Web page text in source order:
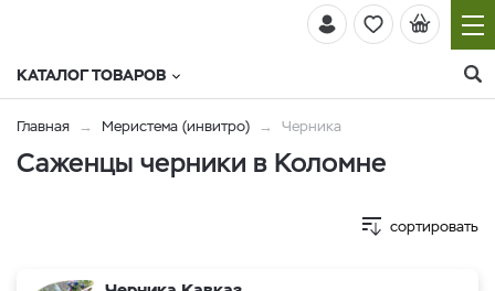
КАТАЛОГ ТОВАРОВ
Главная Меристема (инвитро) Черника
Саженцы черники в Коломне
сортировать